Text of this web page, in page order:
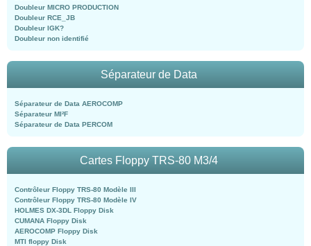
Doubleur MICRO PRODUCTION
Doubleur RCE_JB
Doubleur IGK?
Doubleur non identifié
Séparateur de Data
Séparateur de Data AEROCOMP
Séparateur MI²F
Séparateur de Data PERCOM
Cartes Floppy TRS-80 M3/4
Contrôleur Floppy TRS-80 Modèle III
Contrôleur Floppy TRS-80 Modèle IV
HOLMES DX-3DL Floppy Disk
CUMANA Floppy Disk
AEROCOMP Floppy Disk
MTI floppy Disk